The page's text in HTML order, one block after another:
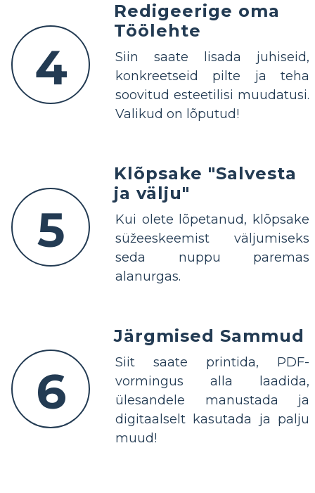
4
Redigeerige oma
Töölehte
Siin saate lisada juhiseid,
konkreetseid pilte ja teha
soovitud esteetilisi muudatusi.
Valikud on lõputud!
5
Klõpsake "Salvesta
ja välju"
Kui olete lõpetanud, klõpsake
süžeeskeemist väljumiseks
seda nuppu paremas
alanurgas.
6
Järgmised Sammud
Siit saate printida, PDF-
vormingus alla laadida,
ülesandele manustada ja
digitaalselt kasutada ja palju
muud!